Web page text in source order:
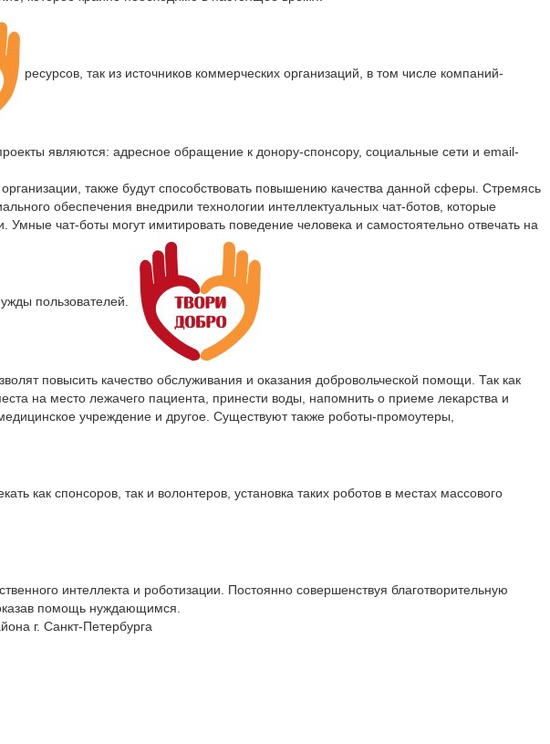
ресурсов, так из источников коммерческих организаций, в том числе компаний-
являются: адресное обращение к донору-спонсору, социальные сети и email-
также будут способствовать повышению качества данной сферы. Стремясь
обеспечения внедрили технологии интеллектуальных чат-ботов, которые
чат-боты могут имитировать поведение человека и самостоятельно отвечать на
пользователей.
повысить качество обслуживания и оказания добровольческой помощи. Так как
на место лежачего пациента, принести воды, напомнить о приеме лекарства и
учреждение и другое. Существуют также роботы-промоутеры,
как спонсоров, так и волонтеров, установка таких роботов в местах массового
интеллекта и роботизации. Постоянно совершенствуя благотворительную
помощь нуждающимся.
г. Санкт-Петербурга